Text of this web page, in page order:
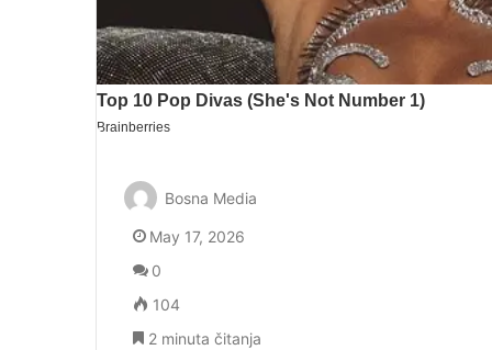
Bosna Media
May 17, 2026
0
104
2 minuta čitanja